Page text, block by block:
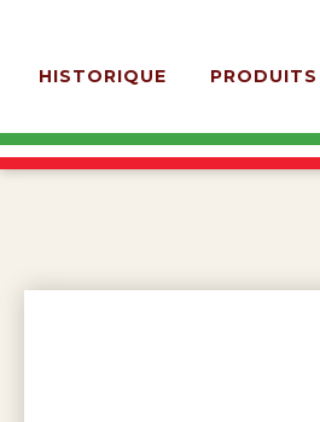
HISTORIQUE PRODUITS